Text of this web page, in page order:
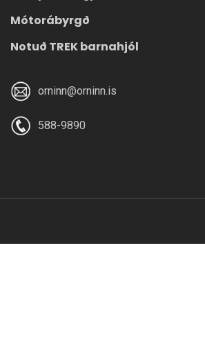
Mótorábyrgð
Notuð TREK barnahjól
orninn@orninn.is
588-9890